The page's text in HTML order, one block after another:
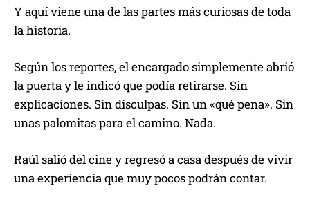
Y aquí viene una de las partes más curiosas de toda
la historia.
Según los reportes, el encargado simplemente abrió
la puerta y le indicó que podía retirarse. Sin
explicaciones. Sin disculpas. Sin un «qué pena». Sin
unas palomitas para el camino. Nada.
Raúl salió del cine y regresó a casa después de vivir
una experiencia que muy pocos podrán contar.